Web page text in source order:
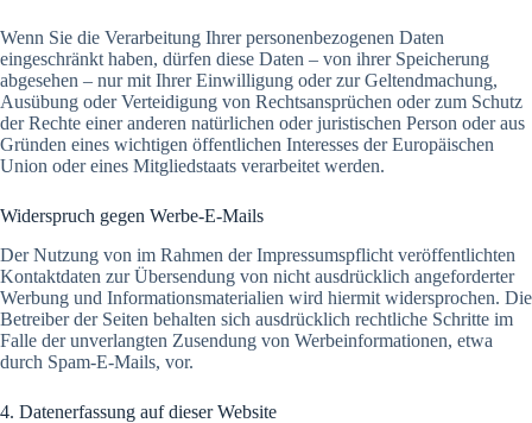
Wenn Sie die Verarbeitung Ihrer personenbezogenen Daten
eingeschränkt haben, dürfen diese Daten – von ihrer Speicherung
abgesehen – nur mit Ihrer Einwilligung oder zur Geltendmachung,
Ausübung oder Verteidigung von Rechtsansprüchen oder zum Schutz
der Rechte einer anderen natürlichen oder juristischen Person oder aus
Gründen eines wichtigen öffentlichen Interesses der Europäischen
Union oder eines Mitgliedstaats verarbeitet werden.
Widerspruch gegen Werbe-E-Mails
Der Nutzung von im Rahmen der Impressumspflicht veröffentlichten
Kontaktdaten zur Übersendung von nicht ausdrücklich angeforderter
Werbung und Informationsmaterialien wird hiermit widersprochen. Die
Betreiber der Seiten behalten sich ausdrücklich rechtliche Schritte im
Falle der unverlangten Zusendung von Werbeinformationen, etwa
durch Spam-E-Mails, vor.
4. Datenerfassung auf dieser Website